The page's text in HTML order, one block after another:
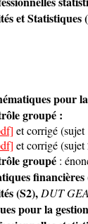
et Statistiques
pour
groupé :
et corrigé (sujet
et corrigé (sujet
groupé :
financières
(S2), DUT
pour la